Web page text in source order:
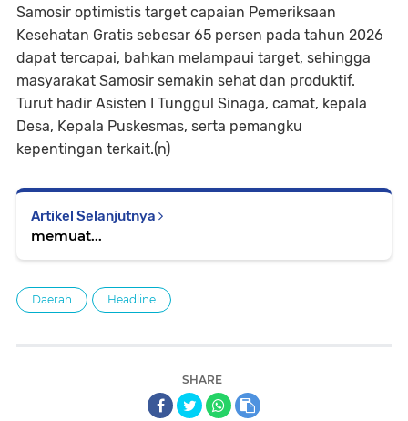
Samosir optimistis target capaian Pemeriksaan
Kesehatan Gratis sebesar 65 persen pada tahun 2026
dapat tercapai, bahkan melampaui target, sehingga
masyarakat Samosir semakin sehat dan produktif.
Turut hadir Asisten I Tunggul Sinaga, camat, kepala
Desa, Kepala Puskesmas, serta pemangku
kepentingan terkait.(n)
Artikel Selanjutnya
memuat...
Daerah Headline
SHARE